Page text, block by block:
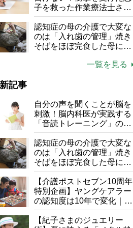
る」
子を救った作業療法士さん
の言葉
認知症の母の介護で大変な
のは「入れ歯の管理」焼き
そばをほぼ完食した母に息
一覧を見る
記事
自分の声を聞くことが脳を
刺激！脳内科医が実践する
「音読トレーニング」の極
意
認知症の母の介護で大変な
のは「入れ歯の管理」焼き
そばをほぼ完食した母に息
子が血の気が引いた理由
【介護ポストセブン10周年
特別企画】ヤングケアラー
の認知度は10年で変化｜流
行語大賞にノミネート、法
律にも明記されたが果たし
【紀子さまのジュエリー